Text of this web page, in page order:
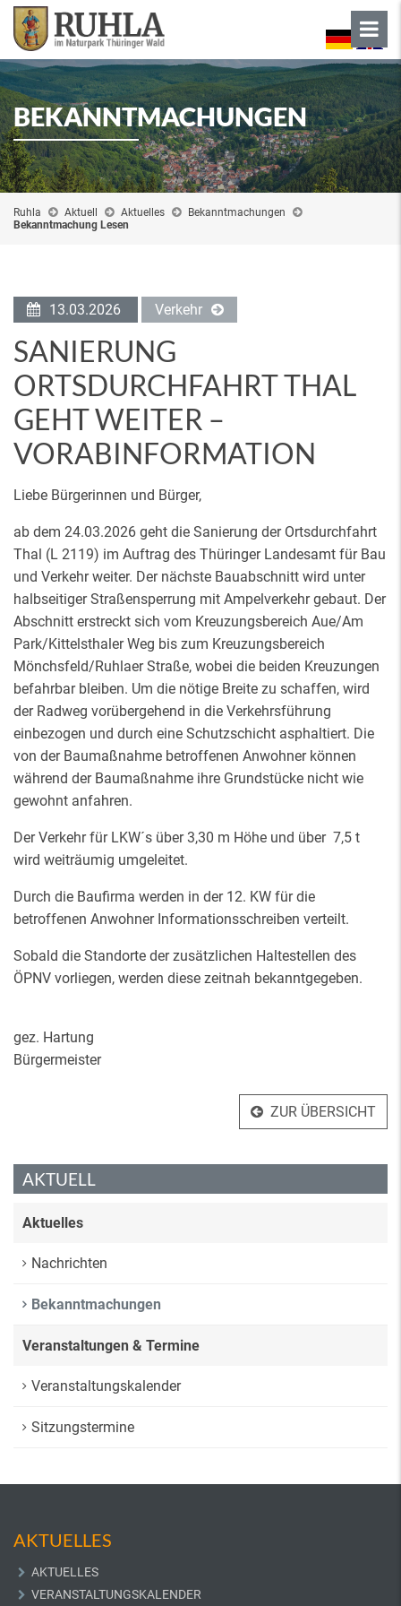
BEKANNTMACHUNGEN
Ruhla Aktuell Aktuelles
Bekanntmachungen
Bekanntmachung Lesen
13.03.2026 Verkehr
SANIERUNG
ORTSDURCHFAHRT THAL
GEHT WEITER –
VORABINFORMATION
Liebe Bürgerinnen und Bürger,
ab dem 24.03.2026 geht die Sanierung der Ortsdurchfahrt
Thal (L 2119) im Auftrag des Thüringer Landesamt für Bau
und Verkehr weiter. Der nächste Bauabschnitt wird unter
halbseitiger Straßensperrung mit Ampelverkehr gebaut. Der
Abschnitt erstreckt sich vom Kreuzungsbereich Aue/Am
Park/Kittelsthaler Weg bis zum Kreuzungsbereich
Mönchsfeld/Ruhlaer Straße, wobei die beiden Kreuzungen
befahrbar bleiben. Um die nötige Breite zu schaffen, wird
der Radweg vorübergehend in die Verkehrsführung
einbezogen und durch eine Schutzschicht asphaltiert. Die
von der Baumaßnahme betroffenen Anwohner können
während der Baumaßnahme ihre Grundstücke nicht wie
gewohnt anfahren.
Der Verkehr für LKW´s über 3,30 m Höhe und über 7,5 t
wird weiträumig umgeleitet.
Durch die Baufirma werden in der 12. KW für die
betroffenen Anwohner Informationsschreiben verteilt.
Sobald die Standorte der zusätzlichen Haltestellen des
ÖPNV vorliegen, werden diese zeitnah bekanntgegeben.
gez. Hartung
Bürgermeister
ZUR ÜBERSICHT
AKTUELL
Aktuelles
Nachrichten
Bekanntmachungen
Veranstaltungen & Termine
Veranstaltungskalender
Sitzungstermine
AKTUELLES
AKTUELLES
VERANSTALTUNGSKALENDER